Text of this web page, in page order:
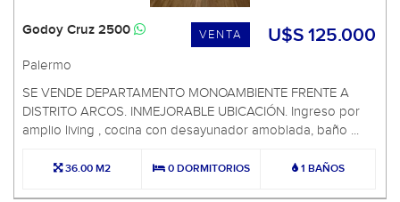
U$S 125.000
VENTA
Godoy Cruz 2500
Palermo
SE VENDE DEPARTAMENTO MONOAMBIENTE FRENTE A
DISTRITO ARCOS. INMEJORABLE UBICACIÓN. Ingreso por
amplio living , cocina con desayunador amoblada, baño ...
36.00 M2 0 DORMITORIOS 1 BAÑOS